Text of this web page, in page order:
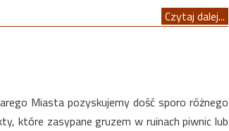
Czytaj dalej...
Miasta pozyskujemy dość sporo różnego
które zasypane gruzem w ruinach piwnic lub